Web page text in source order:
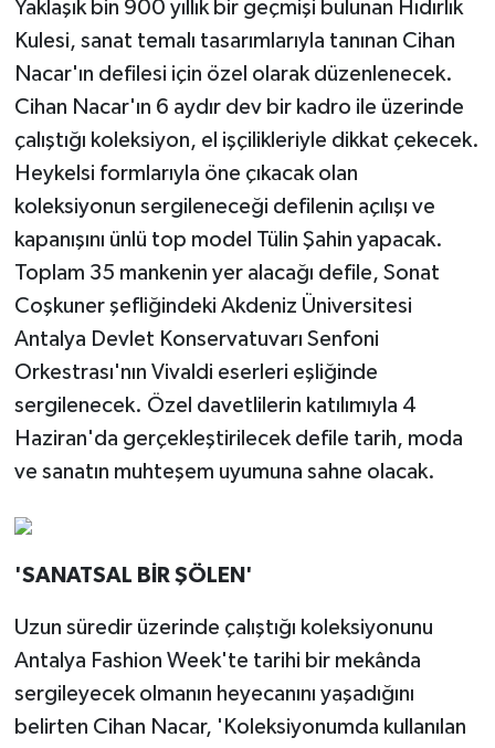
Yaklaşık bin 900 yıllık bir geçmişi bulunan Hıdırlık
Kulesi, sanat temalı tasarımlarıyla tanınan Cihan
Nacar'ın defilesi için özel olarak düzenlenecek.
Cihan Nacar'ın 6 aydır dev bir kadro ile üzerinde
çalıştığı koleksiyon, el işçilikleriyle dikkat çekecek.
Heykelsi formlarıyla öne çıkacak olan
koleksiyonun sergileneceği defilenin açılışı ve
kapanışını ünlü top model Tülin Şahin yapacak.
Toplam 35 mankenin yer alacağı defile, Sonat
Coşkuner şefliğindeki Akdeniz Üniversitesi
Antalya Devlet Konservatuvarı Senfoni
Orkestrası'nın Vivaldi eserleri eşliğinde
sergilenecek. Özel davetlilerin katılımıyla 4
Haziran'da gerçekleştirilecek defile tarih, moda
ve sanatın muhteşem uyumuna sahne olacak.
'SANATSAL BİR ŞÖLEN'
Uzun süredir üzerinde çalıştığı koleksiyonunu
Antalya Fashion Week'te tarihi bir mekânda
sergileyecek olmanın heyecanını yaşadığını
belirten Cihan Nacar, 'Koleksiyonumda kullanılan